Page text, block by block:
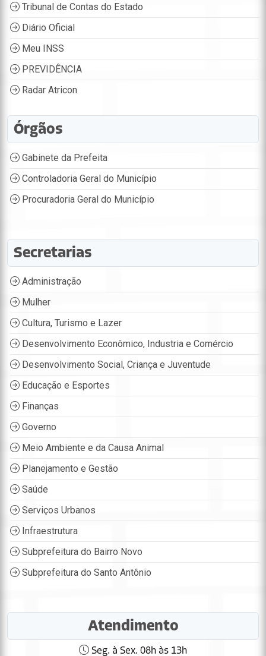
Tribunal de Contas do Estado
Diário Oficial
Meu INSS
PREVIDÊNCIA
Radar Atricon
Órgãos
Gabinete da Prefeita
Controladoria Geral do Município
Procuradoria Geral do Município
Secretarias
Administração
Mulher
Cultura, Turismo e Lazer
Desenvolvimento Econômico, Industria e Comércio
Desenvolvimento Social, Criança e Juventude
Educação e Esportes
Finanças
Governo
Meio Ambiente e da Causa Animal
Planejamento e Gestão
Saúde
Serviços Urbanos
Infraestrutura
Subprefeitura do Bairro Novo
Subprefeitura do Santo Antônio
Atendimento
Seg. à Sex. 08h às 13h